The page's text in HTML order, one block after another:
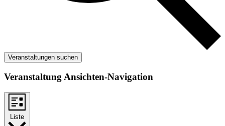
Veranstaltungen suchen
Veranstaltung Ansichten-Navigation
Liste